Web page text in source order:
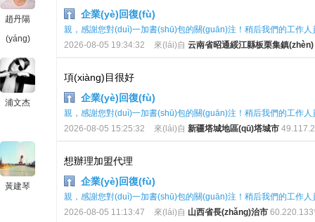
趙丹陽
(yáng)
企業(yè)回復(fù)
親，感謝您對(duì)一加書(shū)包的關(guān)注！稍后我們的工作
2026-08-05 19:34:32
來(lái)自 云南省昭通綏江縣板栗集鎮(zhèn)
浦文杰
項(xiàng)目很好
企業(yè)回復(fù)
親，感謝您對(duì)一加書(shū)包的關(guān)注！稍后我們的工作
2026-08-05 15:25:32
來(lái)自 新疆塔城地區(qū)塔城市
黃建琴
想辦理加盟代理
企業(yè)回復(fù)
親，感謝您對(duì)一加書(shū)包的關(guān)注！稍后我們的工作
2026-08-05 11:13:47
來(lái)自 山西省長(zhǎng)治市